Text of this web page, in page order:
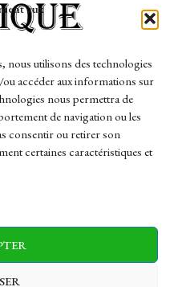
aux
nous utilisons des technologies
accéder aux informations sur
nous permettra de
de navigation ou les
consentir ou retirer son
certaines caractéristiques et
Politics
Sports Travel